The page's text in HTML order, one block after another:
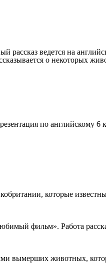
рассказ ведется на
о некоторых
которые
фильм». Работа
вымерших животных,